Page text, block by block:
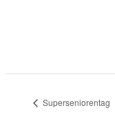
Superseniorentag